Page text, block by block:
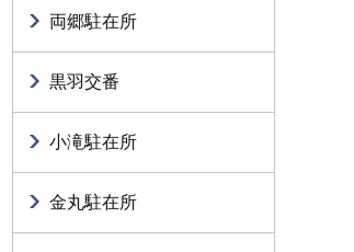
両郷駐在所
黒羽交番
小滝駐在所
金丸駐在所